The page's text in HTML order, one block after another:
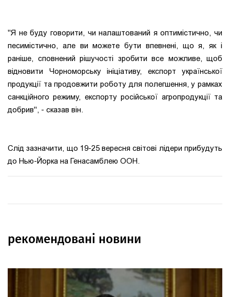
"Я не буду говорити, чи налаштований я оптимістично, чи
песимістично, але ви можете бути впевнені, що я, як і
раніше, сповнений рішучості зробити все можливе, щоб
відновити Чорноморську ініціативу, експорт української
продукції та продовжити роботу для полегшення, у рамках
санкційного режиму, експорту російської агропродукції та
добрив", - сказав він.
Слід зазначити, що 19-25 вересня світові лідери прибудуть
до Нью-Йорка на Генасамблею ООН.
рекомендовані новини